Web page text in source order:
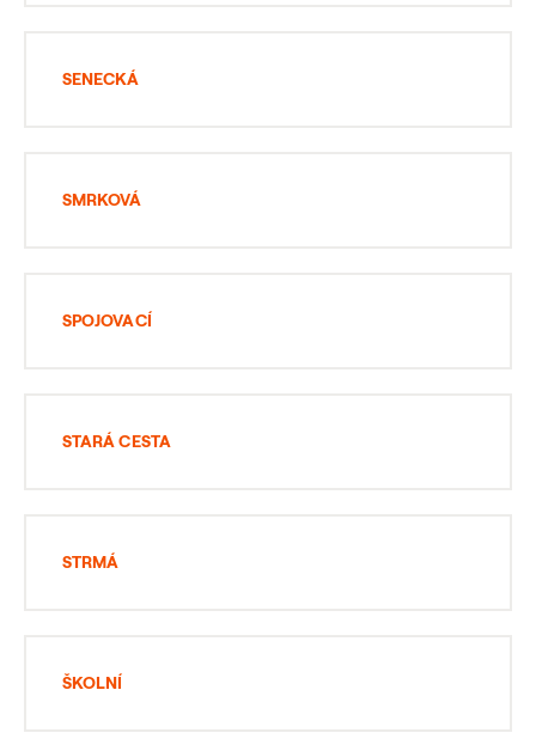
SENECKÁ
SMRKOVÁ
SPOJOVACÍ
STARÁ CESTA
STRMÁ
ŠKOLNÍ